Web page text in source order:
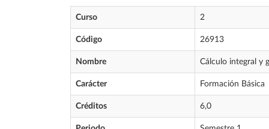
Curso 2
Código 26913
Nombre Cálculo integral y
Carácter Formación Básica
Créditos 6,0